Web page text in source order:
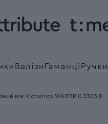
Валізи Гаманці Ручки
ніж Victorinox WAITER 0.3303.8